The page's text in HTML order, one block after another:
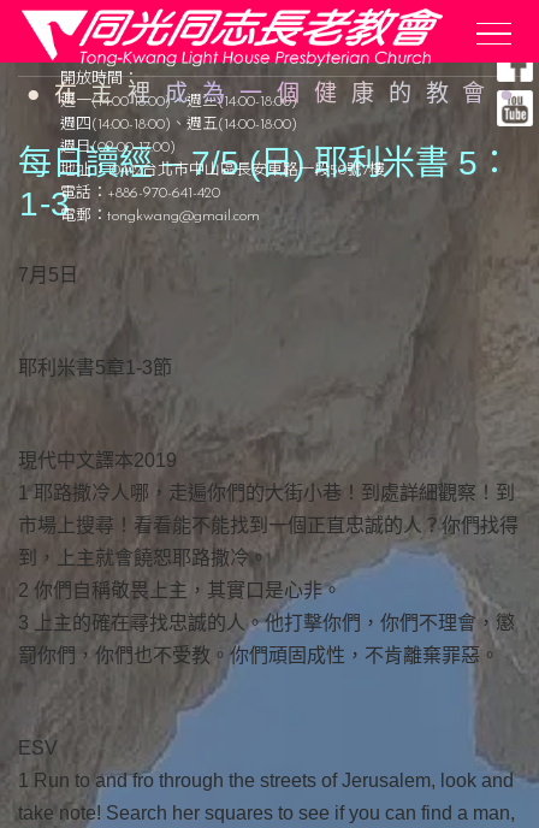
Skip
to
content
在主裡成為一個健康的教會
每日讀經 – 7/5 (日) 耶利米書 5：
1-3
7月5日
耶利米書5章1-3節
現代中文譯本2019
1 耶路撒冷人哪，走遍你們的大街小巷！到處詳細觀察！到
市場上搜尋！看看能不能找到一個正直忠誠的人？你們找得
到，上主就會饒恕耶路撒冷。
2 你們自稱敬畏上主，其實口是心非。
3 上主的確在尋找忠誠的人。他打擊你們，你們不理會，懲
罰你們，你們也不受教。你們頑固成性，不肯離棄罪惡。
ESV
1 Run to and fro through the streets of Jerusalem, look and
take note! Search her squares to see if you can find a man,
同光同志長老教會
是支持關懷性少數及其他弱勢社群的教會
開放時間：
週一(14:00-18:00)、週三(14:00-18:00)
週四(14:00-18:00)、週五(14:00-18:00)
週日(09:00-17:00)
地址：10442台北市中山區長安東路一段50號7樓
電話：+886-970-641-420
電郵： tongkwang@gmail.com